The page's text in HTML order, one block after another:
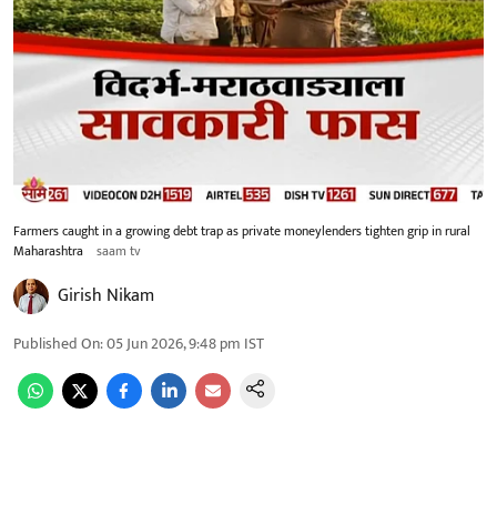
Farmers caught in a growing debt trap as private moneylenders tighten grip in rural
Maharashtra saam tv
Girish Nikam
Published On:05 Jun 2026, 9:48 pm IST